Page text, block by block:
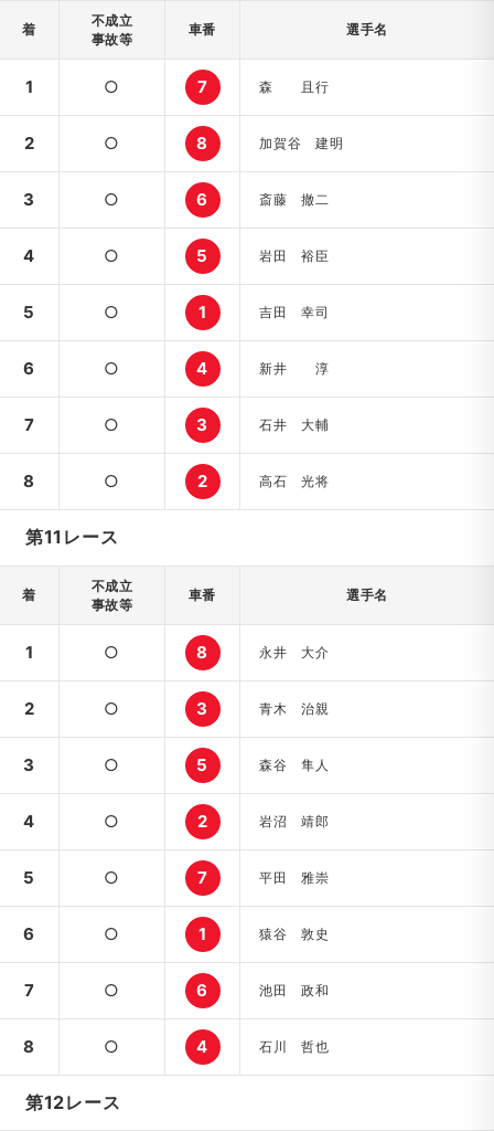
着
不成立
事故等
車番 選手名
1 ○ 7 森 且行
2 ○ 8 加賀谷 建明
3 ○ 6 斎藤 撤二
4 ○ 5 岩田 裕臣
5 ○ 1 吉田 幸司
6 ○ 4 新井 淳
7 ○ 3 石井 大輔
8 ○ 2 高石 光将
第11レース
着
不成立
事故等
車番 選手名
1 ○ 8 永井 大介
2 ○ 3 青木 治親
3 ○ 5 森谷 隼人
4 ○ 2 岩沼 靖郎
5 ○ 7 平田 雅崇
6 ○ 1 猿谷 敦史
7 ○ 6 池田 政和
8 ○ 4 石川 哲也
第12レース